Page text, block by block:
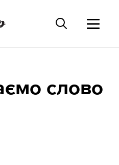
слово